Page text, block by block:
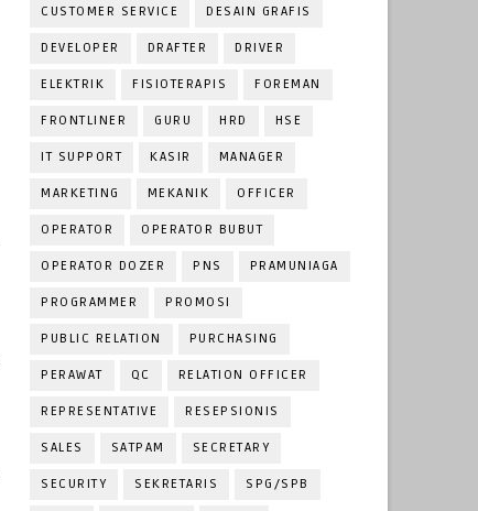
CUSTOMER SERVICE DESAIN GRAFIS
DEVELOPER DRAFTER DRIVER
ELEKTRIK FISIOTERAPIS FOREMAN
FRONTLINER GURU HRD HSE
IT SUPPORT KASIR MANAGER
MARKETING MEKANIK OFFICER
OPERATOR OPERATOR BUBUT
OPERATOR DOZER PNS PRAMUNIAGA
PROGRAMMER PROMOSI
PUBLIC RELATION PURCHASING
PERAWAT QC RELATION OFFICER
REPRESENTATIVE RESEPSIONIS
SALES SATPAM SECRETARY
SECURITY SEKRETARIS SPG/SPB